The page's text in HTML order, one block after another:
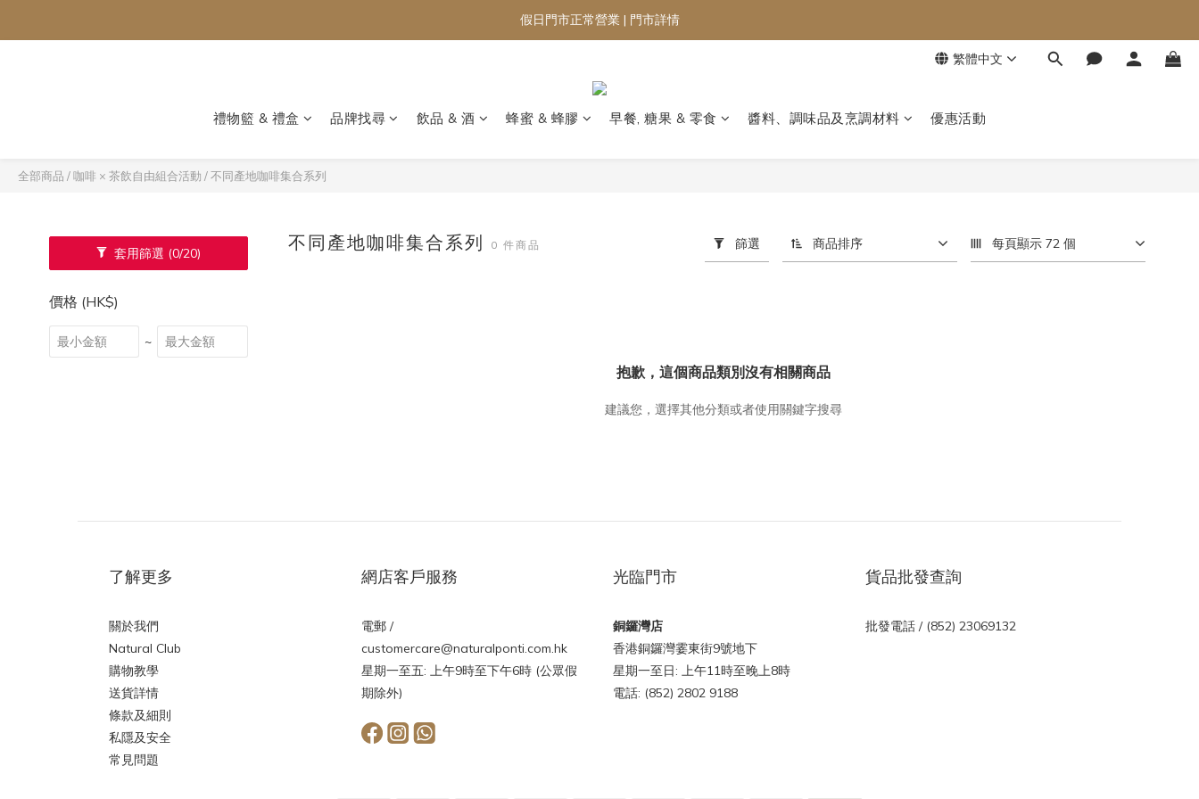
假日門市正常營業 | 門市詳情
繁體中文
禮物籃 & 禮盒 品牌找尋 飲品 & 酒 蜂蜜 & 蜂膠 早餐, 糖果 & 零食 醬料、調味品及烹調材料 優惠活動
全部商品 /咖啡 × 茶飲自由組合活動 /不同產地咖啡集合系列
套用篩選 (0/20)
價格 (HK$)
~
不同產地咖啡集合系列 0 件商品 篩選 商品排序 每頁顯示 72 個
抱歉，這個商品類別沒有相關商品
建議您，選擇其他分類或者使用關鍵字搜尋
了解更多
關於我們
Natural Club
購物教學
送貨詳情
條款及細則
私隱及安全
常見問題
網店客戶服務
電郵 /
customercare@naturalponti.com.hk
星期一至五: 上午9時至下午6時 (公眾假
期除外)
光臨門市
銅鑼灣店
香港銅鑼灣霎東街9號地下
星期一至日: 上午11時至晚上8時
電話: (852) 2802 9188
貨品批發查詢
批發電話 / (852) 23069132